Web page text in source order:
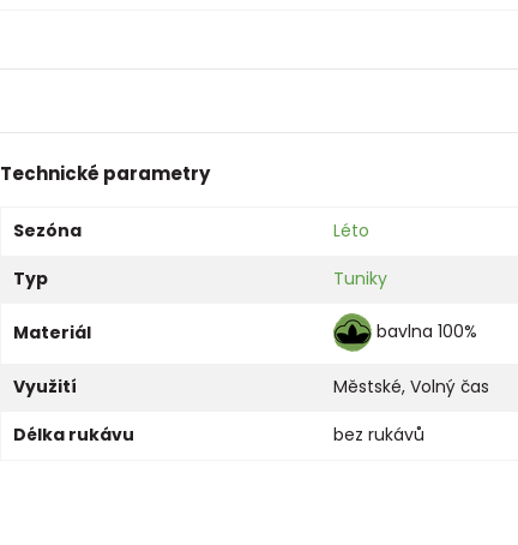
Technické parametry
Sezóna
Léto
Typ
Tuniky
Materiál bavlna 100%
Využití Městské, Volný čas
Délka rukávu
bez rukávů